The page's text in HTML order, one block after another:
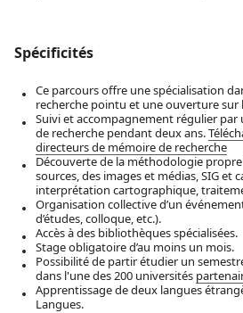
Spécificités
Ce parcours offre une spécialisation
recherche pointu et une ouverture sur
Suivi et accompagnement régulier
de recherche pendant deux ans.
directeurs de mémoire de recherche
Découverte de la méthodologie
sources, des images et médias, SIG et
interprétation cartographique,
Organisation collective d’un
d’études, colloque, etc.).
Accès à des bibliothèques spécialisées.
Stage obligatoire d’au moins un mois.
Possibilité de partir étudier un
dans l'une des 200 universités
Apprentissage de deux langues
Langues.